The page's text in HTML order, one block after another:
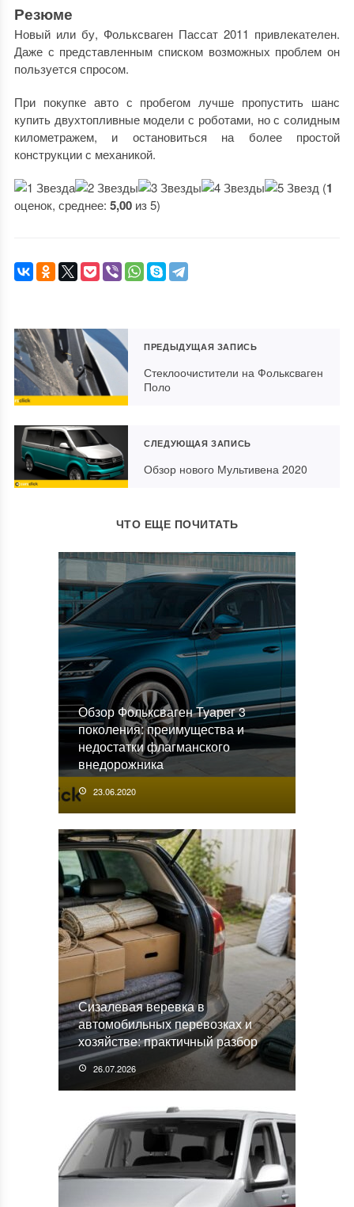
Резюме
Новый или бу, Фольксваген Пассат 2011 привлекателен.
Даже с представленным списком возможных проблем он
пользуется спросом.
При покупке авто с пробегом лучше пропустить шанс
купить двухтопливные модели с роботами, но с солидным
километражем, и остановиться на более простой
конструкции с механикой.
(1
оценок, среднее: 5,00из 5)
ПРЕДЫДУЩАЯ ЗАПИСЬ
Стеклоочистители на Фольксваген
Поло
СЛЕДУЮЩАЯ ЗАПИСЬ
Обзор нового Мультивена 2020
ЧТО ЕЩЕ ПОЧИТАТЬ
Обзор Фольксваген Туарег 3
поколения: преимущества и
недостатки флагманского
внедорожника
23.06.2020
Сизалевая веревка в
автомобильных перевозках и
хозяйстве: практичный разбор
26.07.2026